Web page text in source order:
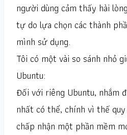
người dùng cảm thấy hài
tự do lựa chọn các thành
mình sử dụng.
Tôi có một vài so sánh nhỏ
Ubuntu:
Đối với riêng Ubuntu, nhắm
nhất có thể, chính vì thế
chấp nhận một phần mềm